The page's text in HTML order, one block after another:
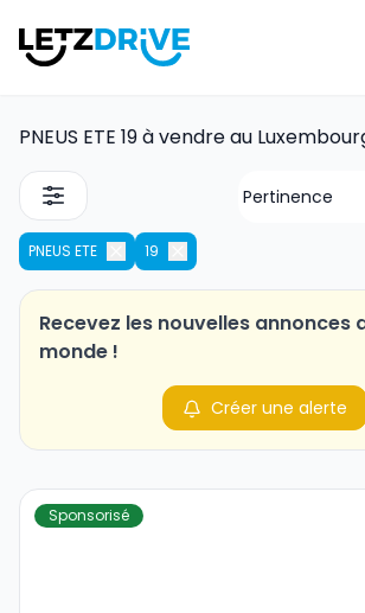
PNEUS ETE 19 à vendre au
PNEUS ETE 19
Recevez les nouvelles annonces
monde !
Créer une alerte
Sponsorisé